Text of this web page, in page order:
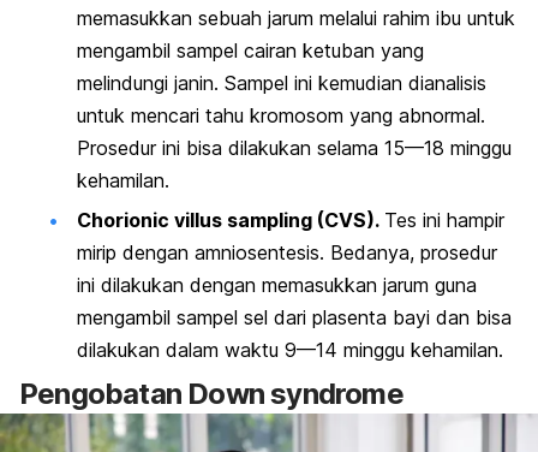
memasukkan sebuah jarum melalui rahim ibu untuk
mengambil sampel cairan ketuban yang
melindungi janin. Sampel ini kemudian dianalisis
untuk mencari tahu kromosom yang abnormal.
Prosedur ini bisa dilakukan selama 15—18 minggu
kehamilan.
Chorionic villus sampling (CVS). Tes ini hampir
mirip dengan amniosentesis. Bedanya, prosedur
ini dilakukan dengan memasukkan jarum guna
mengambil sampel sel dari plasenta bayi dan bisa
dilakukan dalam waktu 9—14 minggu kehamilan.
Pengobatan Down syndrome